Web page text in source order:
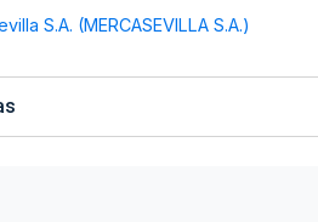
S.A. (MERCASEVILLA S.A.)